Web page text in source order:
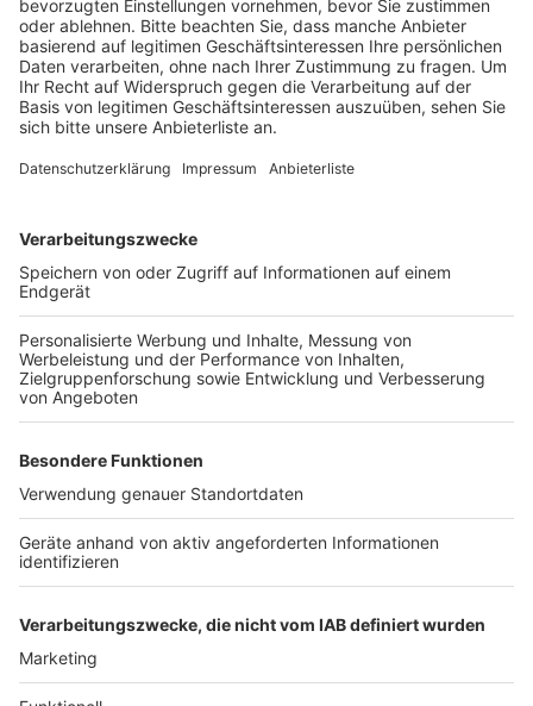
Rekultivierung und die Wieder-Ansiedlung von seltenen
Tierarten ist nach Angaben der Experten die
Sophienhöhe. Es sei RWE gelungen, dass hier wieder
viele besonders anspruchsvolle Tierarten heimisch
geworden sind, wie etwa Feldhasen, Spechte oder
von Professor Michael Rademacher der TH Bingen
Thema in ihre Geschäftsstrategie integrieren. Das
habe nicht nur Vorteile für die Natur, sondern auch für
das Unternehmen. So gingen beispielsweise
wenn das Thema Biodiversität von Anfang an in die
Planung miteinbezogen würde. Außerdem achten nach
seiner Erfahrung immer mehr Investoren auf
auf Biodiversität achten, leichter, an Finanzmittel der
Weltbank zu kommen. An der Fachtagung haben auf
Einladung von RWE unter anderem Experten aus
Wissenschaft, Naturschutz, des Landesamtes für
Natur, Umwelt und Verbraucherschutzes und der
Zukunftsagentur Rheinisches Revier teilgenommen.
Anzeige